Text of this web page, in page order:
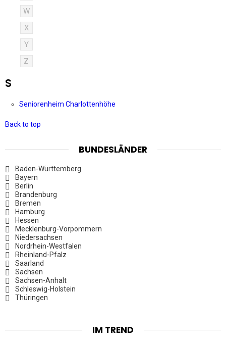
W
X
Y
Z
S
Seniorenheim Charlottenhöhe
Back to top
BUNDESLÄNDER
Baden-Württemberg
Bayern
Berlin
Brandenburg
Bremen
Hamburg
Hessen
Mecklenburg-Vorpommern
Niedersachsen
Nordrhein-Westfalen
Rheinland-Pfalz
Saarland
Sachsen
Sachsen-Anhalt
Schleswig-Holstein
Thüringen
IM TREND